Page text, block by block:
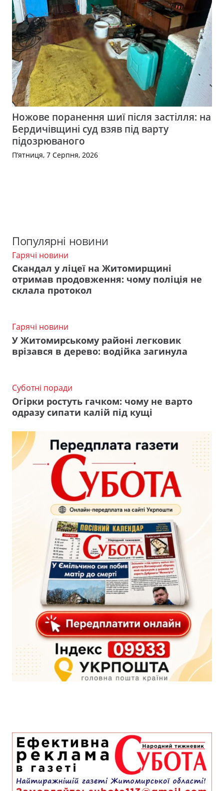
Ножове поранення шиї після застілля: на
Бердичівщині суд взяв під варту
підозрюваного
П’ятниця, 7 Серпня, 2026
Популярні новини
Гарячі новини
Скандал у ліцеї на Житомирщині
отримав продовження: чому поліція не
склала протокол
Гарячі новини
У Житомирському районі легковик
врізався в дерево: водійка загинула
Суботні поради
Огірки ростуть гачком: чому не варто
одразу сипати калій під кущі